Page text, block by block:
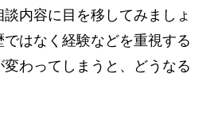
内容に目を移してみましょ
はなく経験などを重視する
わってしまうと、どうなる